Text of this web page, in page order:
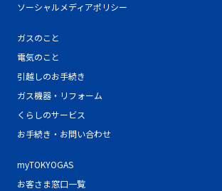
ソーシャルメディアポリシー
ガスのこと
電気のこと
引越しのお手続き
ガス機器・リフォーム
くらしのサービス
お手続き・お問い合わせ
myTOKYOGAS
お客さま窓口一覧